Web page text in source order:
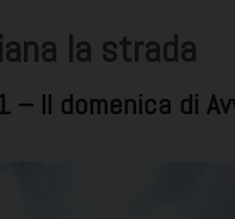
la strada
– II domenica di